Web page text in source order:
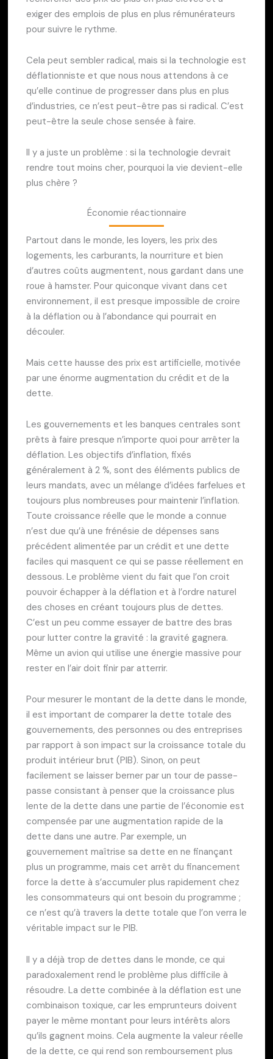
exiger des emplois de plus en plus rémunérateurs
pour suivre le rythme.
Cela peut sembler radical, mais si la technologie est
déflationniste et que nous nous attendons à ce
qu’elle continue de progresser dans plus en plus
d’industries, ce n’est peut-être pas si radical. C’est
peut-être la seule chose sensée à faire.
Il y a juste un problème : si la technologie devrait
rendre tout moins cher, pourquoi la vie devient-elle
plus chère ?
Économie réactionnaire
Partout dans le monde, les loyers, les prix des
logements, les carburants, la nourriture et bien
d’autres coûts augmentent, nous gardant dans une
roue à hamster. Pour quiconque vivant dans cet
environnement, il est presque impossible de croire
à la déflation ou à l’abondance qui pourrait en
découler.
Mais cette hausse des prix est artificielle, motivée
par une énorme augmentation du crédit et de la
dette.
Les gouvernements et les banques centrales sont
prêts à faire presque n’importe quoi pour arrêter la
déflation. Les objectifs d’inflation, fixés
généralement à 2 %, sont des éléments publics de
leurs mandats, avec un mélange d’idées farfelues et
toujours plus nombreuses pour maintenir l’inflation.
Toute croissance réelle que le monde a connue
n’est due qu’à une frénésie de dépenses sans
précédent alimentée par un crédit et une dette
faciles qui masquent ce qui se passe réellement en
dessous. Le problème vient du fait que l’on croit
pouvoir échapper à la déflation et à l’ordre naturel
des choses en créant toujours plus de dettes.
C’est un peu comme essayer de battre des bras
pour lutter contre la gravité : la gravité gagnera.
Même un avion qui utilise une énergie massive pour
rester en l’air doit finir par atterrir.
Pour mesurer le montant de la dette dans le monde,
il est important de comparer la dette totale des
gouvernements, des personnes ou des entreprises
par rapport à son impact sur la croissance totale du
produit intérieur brut (PIB). Sinon, on peut
facilement se laisser berner par un tour de passe-
passe consistant à penser que la croissance plus
lente de la dette dans une partie de l’économie est
compensée par une augmentation rapide de la
dette dans une autre. Par exemple, un
gouvernement maîtrise sa dette en ne finançant
plus un programme, mais cet arrêt du financement
force la dette à s’accumuler plus rapidement chez
les consommateurs qui ont besoin du programme ;
ce n’est qu’à travers la dette totale que l’on verra le
véritable impact sur le PIB.
Il y a déjà trop de dettes dans le monde, ce qui
paradoxalement rend le problème plus difficile à
résoudre. La dette combinée à la déflation est une
combinaison toxique, car les emprunteurs doivent
payer le même montant pour leurs intérêts alors
qu’ils gagnent moins. Cela augmente la valeur réelle
de la dette, ce qui rend son remboursement plus